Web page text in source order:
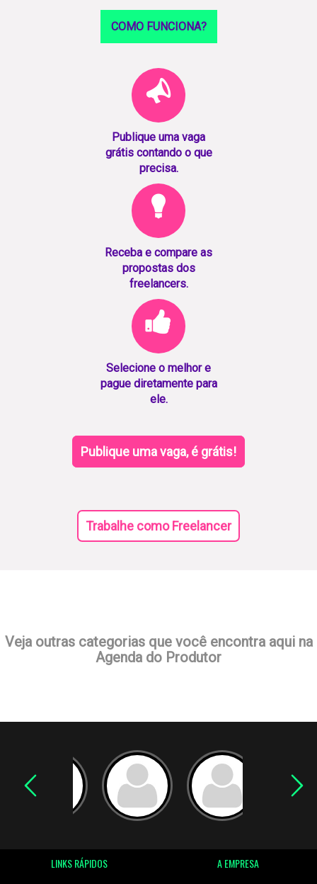
COMO FUNCIONA?
Publique uma vaga
grátis contando o que
precisa.
Receba e compare as
propostas dos
freelancers.
Selecione o melhor e
pague diretamente para
ele.
Publique uma vaga, é grátis!
Trabalhe como Freelancer
Veja outras categorias que você encontra aqui na
Agenda do Produtor
LINKS RÁPIDOS A EMPRESA